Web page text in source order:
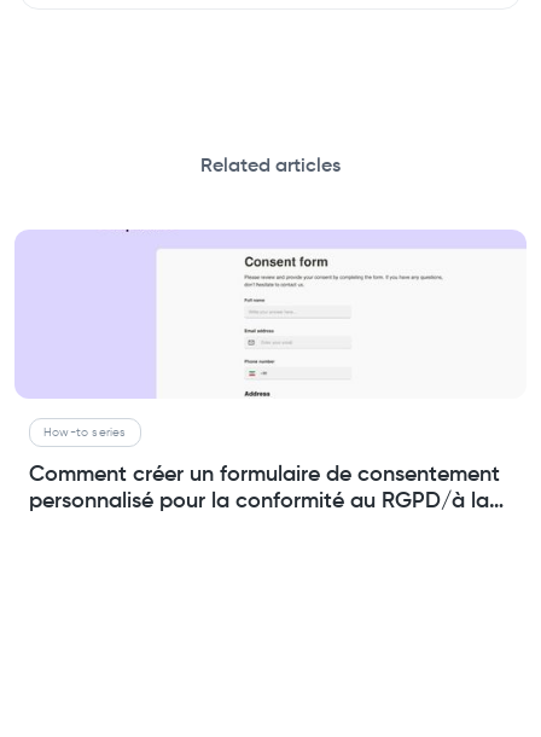
Related articles
How-to series
Comment créer un formulaire de consentement
personnalisé pour la conformité au RGPD/à la